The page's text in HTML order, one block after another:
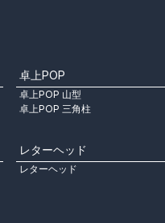
卓上POP
卓上POP 山型
卓上POP 三角柱
レターヘッド
レターヘッド